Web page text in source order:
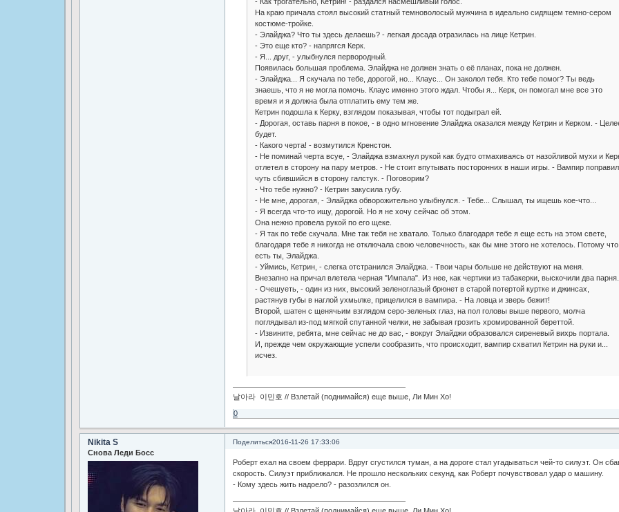
На краю причала стоял высокий статный темноволосый мужчина в идеально сидящем темно-сером
костюме-тройке.
- Элайджа? Что ты здесь делаешь? - легкая досада отразилась на лице Кетрин.
- Это еще кто? - напрягся Керк.
- Я... друг, - улыбнулся первородный.
Появилась большая проблема. Элайджа не должен знать о её планах, пока не должен.
- Элайджа... Я скучала по тебе, дорогой, но... Клаус... Он заколол тебя. Кто тебе помог? Ты ведь
знаешь, что я не могла помочь. Клаус именно этого ждал. Чтобы я... Керк, он помогал мне все это
время и я должна была отплатить ему тем же.
Кетрин подошла к Керку, взглядом показывая, чтобы тот подыграл ей.
- Дорогая, оставь парня в покое, - в одно мгновение Элайджа оказался между Кетрин и Керком. -
будет.
- Какого черта! - возмутился Кренстон.
- Не поминай черта всуе, - Элайджа взмахнул рукой как будто отмахиваясь от назойливой мухи и
отлетел в сторону на пару метров. - Не стоит впутывать посторонних в наши игры. - Вампир поправил
чуть сбившийся в сторону галстук. - Поговорим?
- Что тебе нужно? - Кетрин закусила губу.
- Не мне, дорогая, - Элайджа обворожительно улыбнулся. - Тебе... Слышал, ты ищешь кое-что...
- Я всегда что-то ищу, дорогой. Но я не хочу сейчас об этом.
Она нежно провела рукой по его щеке.
- Я так по тебе скучала. Мне так тебя не хватало. Только благодаря тебе я еще есть на этом свете,
благодаря тебе я никогда не отключала свою человечность, как бы мне этого не хотелось. Потому что
есть ты, Элайджа.
- Уймись, Кетрин, - слегка отстранился Элайджа. - Твои чары больше не действуют на меня.
Внезапно на причал влетела черная "Импала". Из нее, как чертики из табакерки, выскочили два парня.
- Очешуеть, - один из них, высокий зеленоглазый брюнет в старой потертой куртке и джинсах,
растянув губы в наглой ухмылке, прицелился в вампира. - На ловца и зверь бежит!
Второй, шатен с щенячьим взглядом серо-зеленых глаз, на пол головы выше первого, молча
поглядывал из-под мягкой спутанной челки, не забывая грозить хромированной береттой.
- Извините, ребята, мне сейчас не до вас, - вокруг Элайджи образовался сиреневый вихрь портала.
И, прежде чем окружающие успели сообразить, что происходит, вампир схватил Кетрин на руки и...
исчез.
날아라 이민호 // Взлетай (поднимайся) еще выше, Ли Мин Хо!
0
Поделиться2016-11-26 17:33:06
Nikita S
Снова Леди Босс
Роберт ехал на своем феррари. Вдруг сгустился туман, а на дороге стал угадываться чей-то силуэт. Он
скорость. Силуэт приближался. Не прошло нескольких секунд, как Роберт почувствовал удар о машину.
- Кому здесь жить надоело? - разозлился он.
날아라 이민호 // Взлетай (поднимайся) еще выше, Ли Мин Хо!